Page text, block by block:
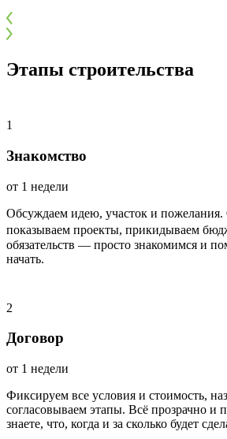
Этапы строительства
1
Знакомство
от 1 недели
Обсуждаем идею, участок и пожелания.
показываем проекты, прикидываем
обязательств — просто знакомимся и
начать.
2
Договор
от 1 недели
Фиксируем все условия и стоимость,
согласовываем этапы. Всё прозрачно
знаете, что, когда и за сколько будет